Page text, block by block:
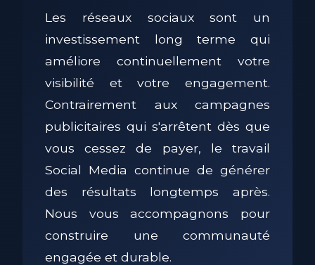
Les réseaux sociaux sont un
investissement long terme qui
améliore continuellement votre
visibilité et votre engagement.
Contrairement aux campagnes
publicitaires qui s'arrêtent dès que
vous cessez de payer, le travail
Social Media continue de générer
des résultats longtemps après.
Nous vous accompagnons pour
construire une communauté
engagée et durable.